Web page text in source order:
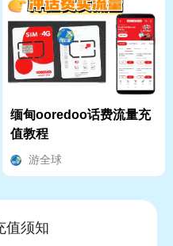
缅甸ooredoo话费流量充
值教程
游全球
值须知